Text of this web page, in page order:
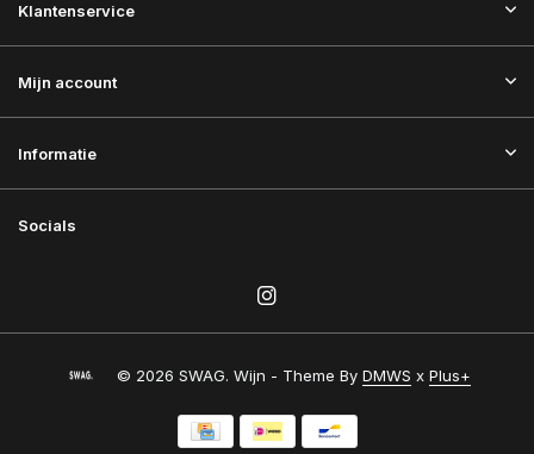
Klantenservice
Mijn account
Informatie
Socials
© 2026 SWAG. Wijn - Theme By DMWS x Plus+